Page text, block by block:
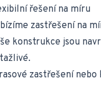
řešení na míru
zastřešení na
konstrukce jsou
zastřešení